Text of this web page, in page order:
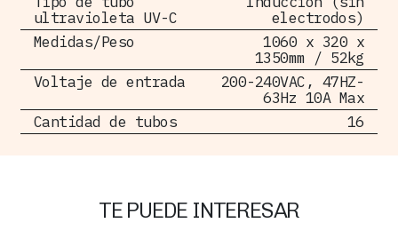
ultravioleta UV-C
electrodos)
Medidas/Peso
1060 x 320 x
1350mm / 52kg
Voltaje de entrada
200-240VAC, 47HZ-
63Hz 10A Max
Cantidad de tubos
16
TE PUEDE INTERESAR